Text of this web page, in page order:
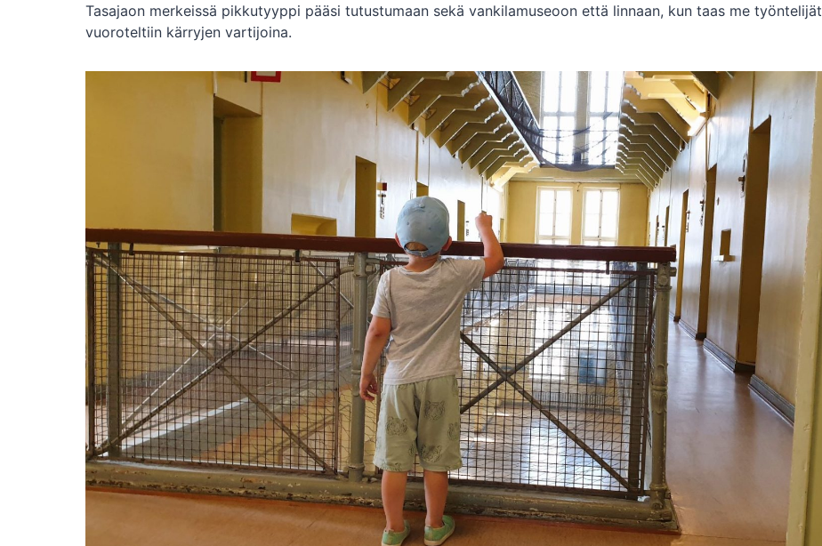
Tasajaon merkeissä pikkutyyppi pääsi tutustumaan sekä vankilamuseoon että linnaan, kun taas me työntelijät
vuoroteltiin kärryjen vartijoina.